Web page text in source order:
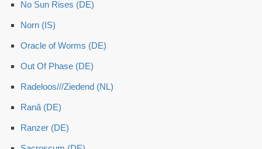
No Sun Rises (DE)
Norn (IS)
Oracle of Worms (DE)
Out Of Phase (DE)
Radeloos///Ziedend (NL)
Rană (DE)
Ranzer (DE)